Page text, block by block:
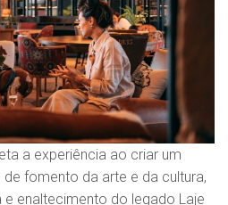
a experiência ao criar um
fomento da arte e da cultura,
enaltecimento do legado Laje